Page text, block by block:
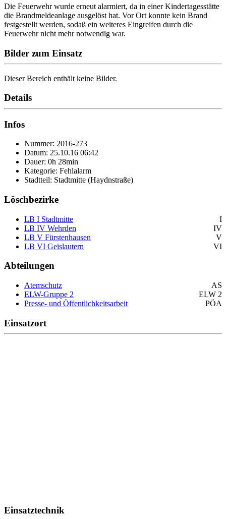
Die Feuerwehr wurde erneut alarmiert, da in einer Kindertagesstätte
die Brandmeldeanlage ausgelöst hat. Vor Ort konnte kein Brand
festgestellt werden, sodaß ein weiteres Eingreifen durch die
Feuerwehr nicht mehr notwendig war.
Bilder zum Einsatz
Dieser Bereich enthält keine Bilder.
Details
Infos
Nummer: 2016-273
Datum: 25.10.16 06:42
Dauer: 0h 28min
Kategorie: Fehlalarm
Stadtteil: Stadtmitte (Haydnstraße)
Löschbezirke
LB I Stadtmitte
I
LB IV Wehrden
IV
LB V Fürstenhausen
V
LB VI Geislautern
VI
Abteilungen
Atemschutz
AS
ELW-Gruppe 2
ELW 2
Presse- und Öffentlichkeitsarbeit
PÖA
Einsatzort
Einsatztechnik